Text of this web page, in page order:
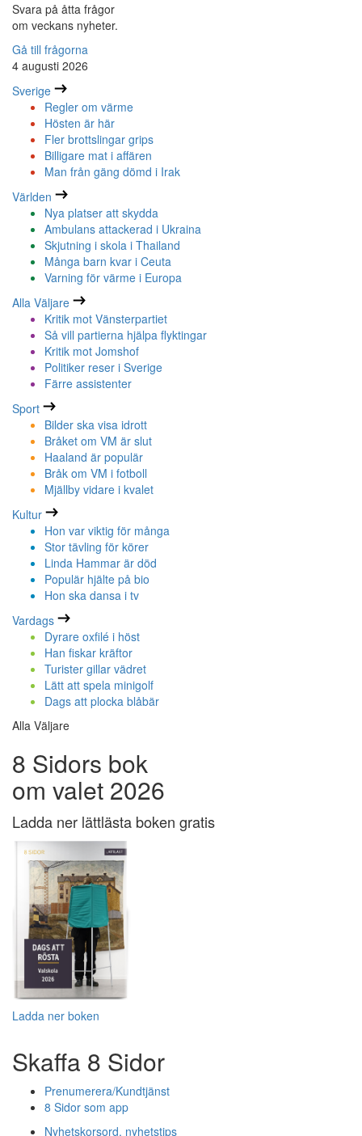
Svara på åtta frågor
om veckans nyheter.
Gå till frågorna
4 augusti 2026
Sverige
Regler om värme
Hösten är här
Fler brottslingar grips
Billigare mat i affären
Man från gäng dömd i Irak
Världen
Nya platser att skydda
Ambulans attackerad i Ukraina
Skjutning i skola i Thailand
Många barn kvar i Ceuta
Varning för värme i Europa
Alla Väljare
Kritik mot Vänsterpartiet
Så vill partierna hjälpa flyktingar
Kritik mot Jomshof
Politiker reser i Sverige
Färre assistenter
Sport
Bilder ska visa idrott
Bråket om VM är slut
Haaland är populär
Bråk om VM i fotboll
Mjällby vidare i kvalet
Kultur
Hon var viktig för många
Stor tävling för körer
Linda Hammar är död
Populär hjälte på bio
Hon ska dansa i tv
Vardags
Dyrare oxfilé i höst
Han fiskar kräftor
Turister gillar vädret
Lätt att spela minigolf
Dags att plocka blåbär
Alla Väljare
8 Sidors bok
om valet 2026
Ladda ner lättlästa boken gratis
Ladda ner boken
Skaffa 8 Sidor
Prenumerera/Kundtjänst
8 Sidor som app
Nyhetskorsord, nyhetstips